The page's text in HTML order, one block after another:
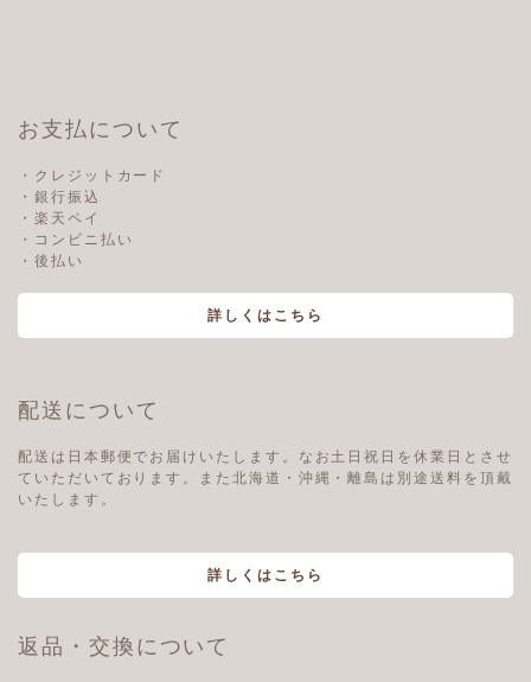
お支払について
・クレジットカード
・銀行振込
・楽天ペイ
・コンビニ払い
・後払い
詳しくはこちら
配送について
配送は日本郵便でお届けいたします。なお土日祝日を休業日とさせ
ていただいております。また北海道・沖縄・離島は別途送料を頂戴
いたします。
詳しくはこちら
返品・交換について